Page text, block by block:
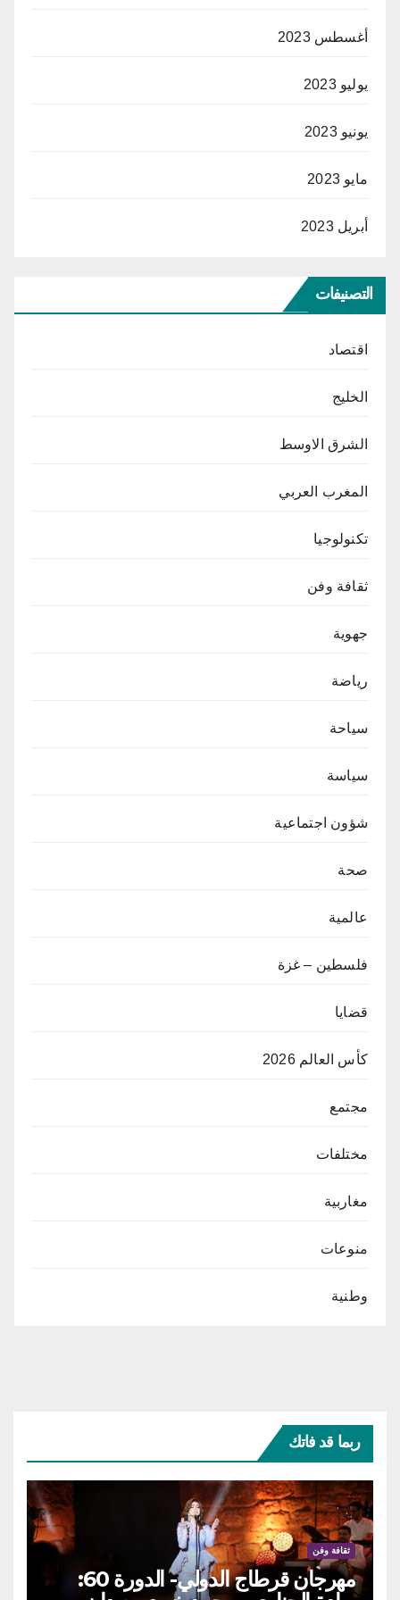
أغسطس 2023
يوليو 2023
يونيو 2023
مايو 2023
أبريل 2023
التصنيفات
اقتصاد
الخليج
الشرق الاوسط
المغرب العربي
تكنولوجيا
ثقافة وفن
جهوية
رياضة
سياحة
سياسة
شؤون اجتماعية
صحة
عالمية
فلسطين – غزة
قضايا
كأس العالم 2026
مجتمع
مختلفات
مغاربية
منوعات
وطنية
ربما قد فاتك
ثقافة وفن
مهرجان قرطاج الدولي- الدورة 60: